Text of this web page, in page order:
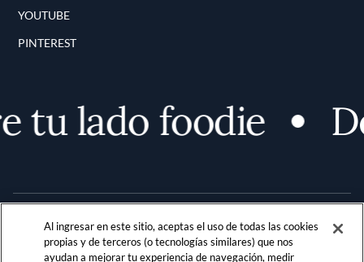
YOUTUBE
PINTEREST
tu lado foodie
Al ingresar en este sitio, aceptas el uso de todas las cookies
propias y de terceros (o tecnologías similares) que nos
ayudan a mejorar tu experiencia de navegación, medir